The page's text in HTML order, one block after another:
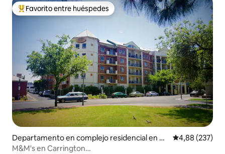
Favorito entre los huéspedes más destacados
Favorito entre huéspedes
Departamento en complejo residencial en A
delaide
Calificación
4,88 (237)
M&M's en Carrington